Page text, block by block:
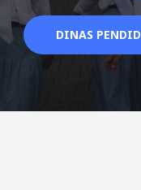
DINAS